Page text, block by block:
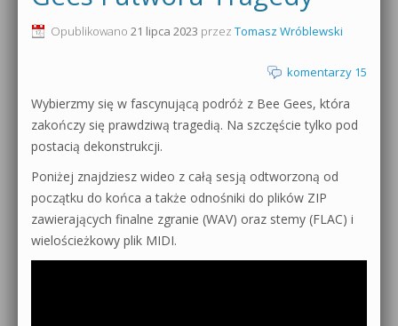
Produkcja muzyczna od podstaw
Sound Forge od podstaw
Dubstep z syntezatorem Massive
Kontakt 5 Kompendium
Pakiety
0dB.pl - informacje
Materiały dla mediów
Archiwum aktualności
Polityka prywatności
Regulamin
Działanie sklepu internetowego
Opublikowano 21 lipca 2023 przez Tomasz Wróblewski
komentarzy 15
Wybierzmy się w fascynującą podróż z Bee Gees, która
zakończy się prawdziwą tragedią. Na szczęście tylko pod
postacią dekonstrukcji.
Poniżej znajdziesz wideo z całą sesją odtworzoną od
początku do końca a także odnośniki do plików ZIP
zawierających finalne zgranie (WAV) oraz stemy (FLAC) i
wielościeżkowy plik MIDI.